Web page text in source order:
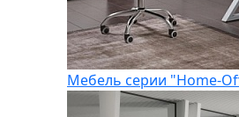
Мебель серии "Home-